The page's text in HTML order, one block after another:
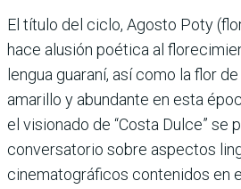
El título del ciclo, Agosto Poty
hace alusión poética al
lengua guaraní, así como la flor
amarillo y abundante en esta
el visionado de “Costa Dulce” se
conversatorio sobre aspectos
cinematográficos contenidos en